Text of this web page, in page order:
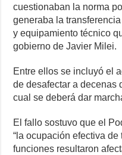
cuestionaban la norma
generaba la
y equipamiento técnico
gobierno de Javier Milei.
Entre ellos se incluyó el
de desafectar a decenas
cual se deberá dar
El fallo sostuvo que el
“la ocupación efectiva
funciones resultaron